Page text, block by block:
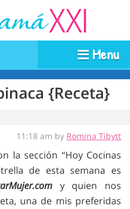
Menu
{Receta}
11:18 am by Romina Tibytt
la sección “Hoy Cocinas
de esta semana es
y quien nos
una de mis preferidas